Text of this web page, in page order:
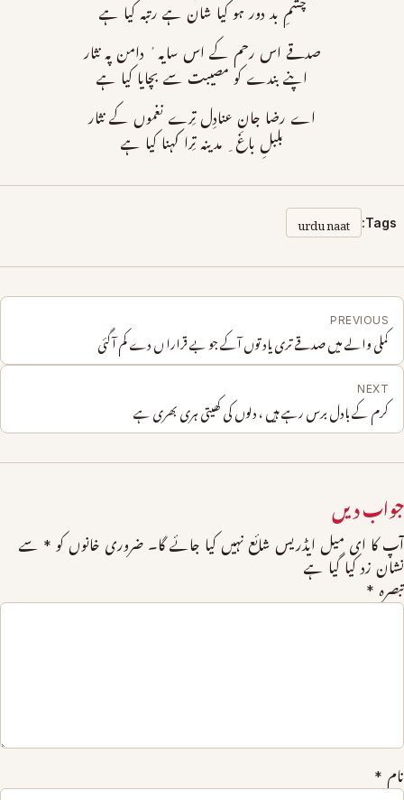
چشمِ بد دور ہو کیا شان ہے رتبہ کیا ہے
صدقے اس رحم کے اس سایہ ٔ دامن پہ نثار
اپنے بندے کو مصیبت سے بچایا کیا ہے
اے رضا جانِ عنادِل تِرے نغموں کے نثار
بلبلِ باغ ِ مدینہ تِرا کہنا کیا ہے
Tags:
urdu naat
PREVIOUS
کملی والے میں صدقے تری یاد توں آکے جو بے قرارا ں دے کم آگئی
NEXT
کرم کے بادل برس رہے ہیں ، دلوں کی کھیتی ہری بھری ہے
جواب دیں
آپ کا ای میل ایڈریس شائع نہیں کیا جائے گا۔ ضروری خانوں کو * سے
نشان زد کیا گیا ہے
تبصرہ *
نام *